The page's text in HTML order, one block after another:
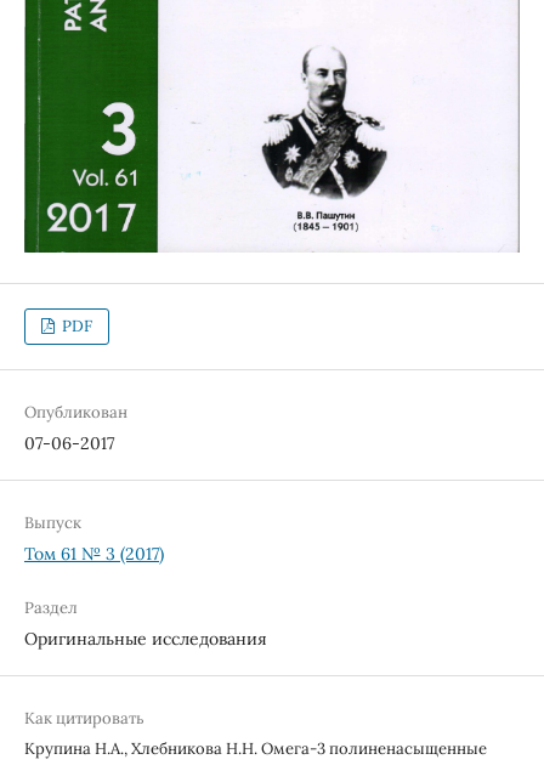
PDF
Опубликован
07-06-2017
Выпуск
Том 61 № 3 (2017)
Раздел
Оригинальные исследования
Как цитировать
Крупина Н.А., Хлебникова Н.Н. Омега-3 полиненасыщенные